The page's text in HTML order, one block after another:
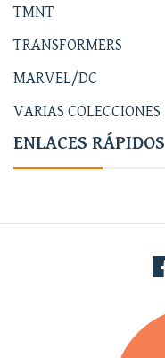
TMNT
TRANSFORMERS
MARVEL/DC
VARIAS COLECCIONES
ENLACES RÁPIDOS